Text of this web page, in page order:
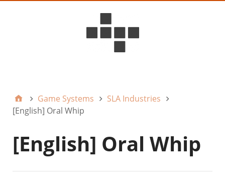
Game Systems
SLA Industries
[English] Oral Whip
[English] Oral Whip